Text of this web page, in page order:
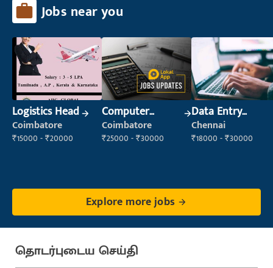
Jobs near you
Logistics Head
Coimbatore
₹15000 - ₹20000
Computer
Operator
Coimbatore
₹25000 - ₹30000
Data Entry
Operator
Chennai
₹18000 - ₹30000
Explore more jobs
தொடர்புடைய செய்தி